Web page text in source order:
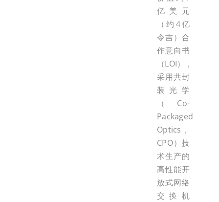
亿美元
（约4亿
令吉）合
作意向书
（LOI），
采用共封
装光学
（Co-
Packaged
Optics，
CPO）技
术生产的
高性能开
放式网络
交换机